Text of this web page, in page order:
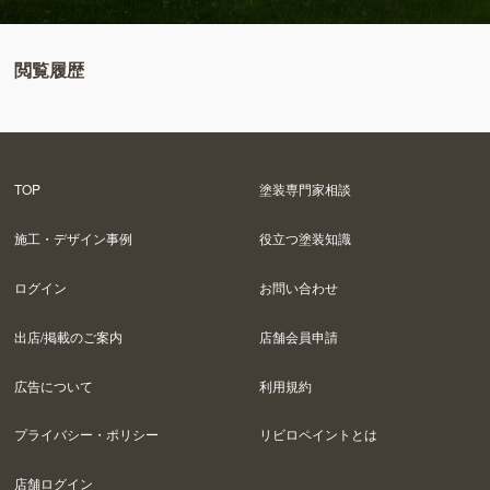
閲覧履歴
TOP 塗装専門家相談
施工・デザイン事例 役立つ塗装知識
ログイン お問い合わせ
出店/掲載のご案内 店舗会員申請
広告について 利用規約
プライバシー・ポリシー リビロペイントとは
店舗ログイン